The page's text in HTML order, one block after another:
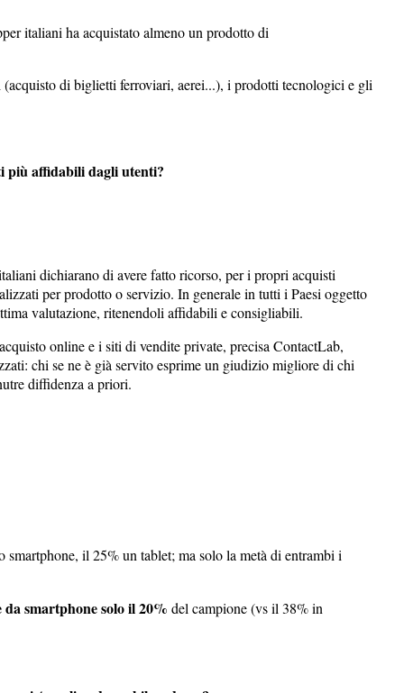
italiani ha acquistato almeno un prodotto di
di biglietti ferroviari, aerei...), i prodotti tecnologici e gli
più affidabili dagli utenti?
dichiarano di avere fatto ricorso, per i propri acquisti
per prodotto o servizio. In generale in tutti i Paesi oggetto
valutazione, ritenendoli affidabili e consigliabili.
online e i siti di vendite private, precisa ContactLab,
chi se ne è già servito esprime un giudizio migliore di chi
diffidenza a priori.
il 25% un tablet; ma solo la metà di entrambi i
smartphone solo il 20% del campione (vs il 38% in